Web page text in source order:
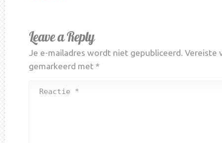
Leave a Reply
Je e-mailadres wordt niet gepubliceerd. Vereiste
gemarkeerd met *